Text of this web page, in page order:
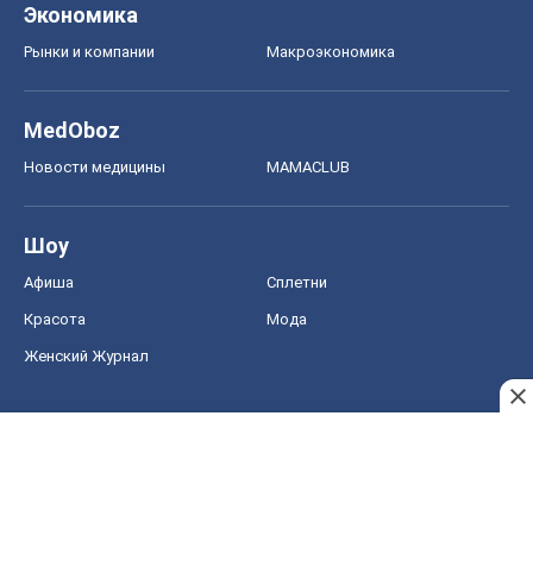
Экономика
Рынки и компании Mакроэкономика
MedOboz
Новости медицины MAMACLUB
Шоу
Афиша Сплетни
Красота Мода
Женский Журнал